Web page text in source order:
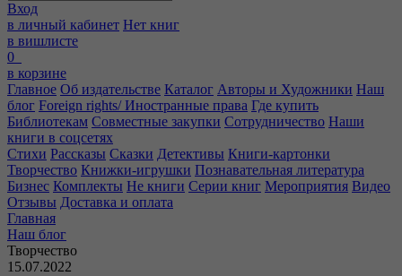
Вход
в личный кабинет Нет книг
в вишлисте
0
в корзине
Главное Об издательстве Каталог Авторы и Художники Наш
блог Foreign rights/ Иностранные права Где купить
Библиотекам Совместные закупки Сотрудничество Наши
книги в соцсетях
Стихи Рассказы Сказки Детективы Книги-картонки
Творчество Книжки-игрушки Познавательная литература
Бизнес Комплекты Не книги Серии книг Мероприятия Видео
Отзывы Доставка и оплата
Главная
Наш блог
Творчество
15.07.2022